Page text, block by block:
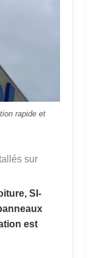
rapide et
sur
SI-
est